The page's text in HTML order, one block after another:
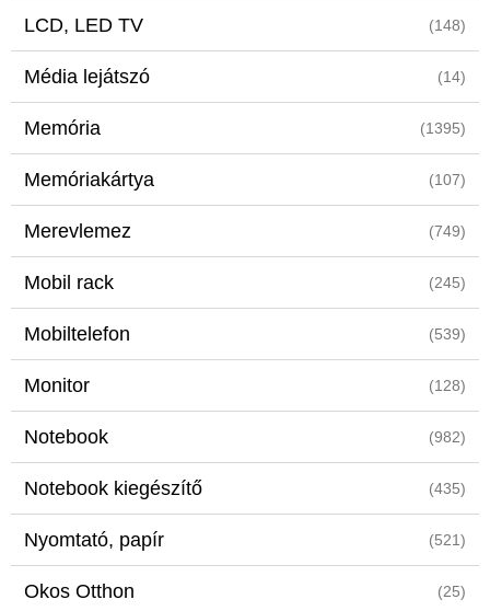
LCD, LED TV (148)
Média lejátszó (14)
Memória (1395)
Memóriakártya (107)
Merevlemez (749)
Mobil rack (245)
Mobiltelefon (539)
Monitor (128)
Notebook (982)
Notebook kiegészítő (435)
Nyomtató, papír (521)
Okos Otthon (25)